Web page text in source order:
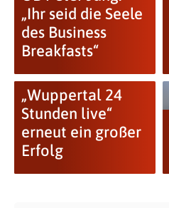
„Ihr seid die Seele
des Business
Breakfasts“
„Wuppertal 24
Stunden live“
erneut ein großer
Erfolg